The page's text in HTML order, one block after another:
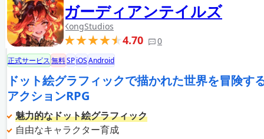
ガーディアンテイルズ
KongStudios
4.70 0
正式サービス無料SPiOSAndroid
ドット絵グラフィックで描かれた世界を冒険す
アクションRPG
魅力的なドット絵グラフィック
自由なキャラクター育成